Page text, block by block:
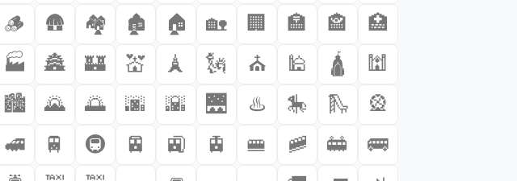
🪵 🛖 🏘️ 🏚️ 🏠 🏡 🏢 🏣 🏤
🏥
🏭 🏯 🏰 💒 🗼 🗽 ⛪ 🕌 🛕
🕍
🏙️ 🌄 🌅 🌆 🌇 🌉 ♨️ 🎠 🛝
🎡
🚅 🚆 🚇 🚈 🚉 🚊 🚝 🚞 🚋
🚌